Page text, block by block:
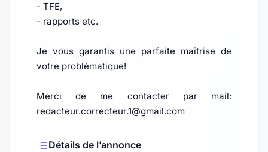
- TFE,
- rapports etc.
Je vous garantis une parfaite maîtrise de
votre problématique!
Merci de me contacter par mail:
redacteur.correcteur.1@gmail.com
Détails de l’annonce